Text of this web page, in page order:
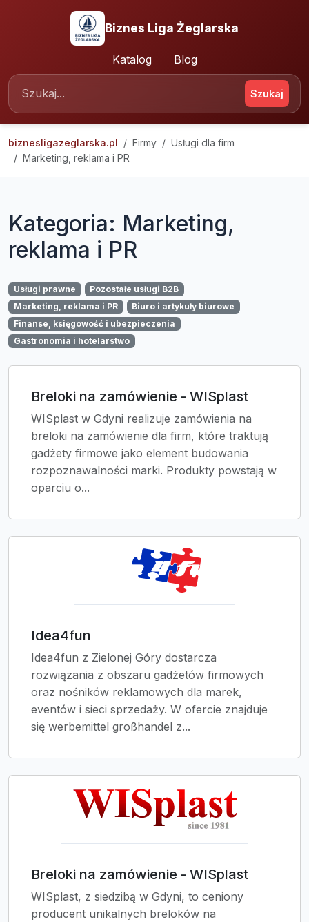
Biznes Liga Żeglarska
Katalog Blog
Szukaj
biznesligazeglarska.pl Firmy
Usługi dla firm
Marketing, reklama i PR
Kategoria: Marketing,
reklama i PR
Usługi prawne
Pozostałe usługi B2B
Marketing, reklama i PR
Biuro i artykuły biurowe
Finanse, księgowość i ubezpieczenia
Gastronomia i hotelarstwo
Breloki na zamówienie - WISplast
WISplast w Gdyni realizuje zamówienia na
breloki na zamówienie dla firm, które traktują
gadżety firmowe jako element budowania
rozpoznawalności marki. Produkty powstają w
oparciu o...
Idea4fun
Idea4fun z Zielonej Góry dostarcza
rozwiązania z obszaru gadżetów firmowych
oraz nośników reklamowych dla marek,
eventów i sieci sprzedaży. W ofercie znajduje
się werbemittel großhandel z...
Breloki na zamówienie - WISplast
WISplast, z siedzibą w Gdyni, to ceniony
producent unikalnych breloków na